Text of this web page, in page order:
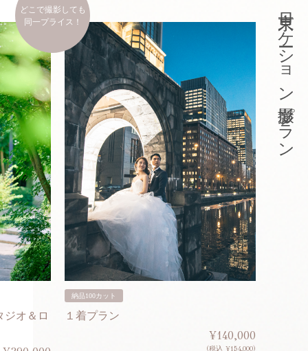
どこで撮影しても
同一プライス！
ジオ＆ロ
納品100カット
１着プラン
¥140,000
(税込 ¥154,000)
東京ロケーション撮影プラン